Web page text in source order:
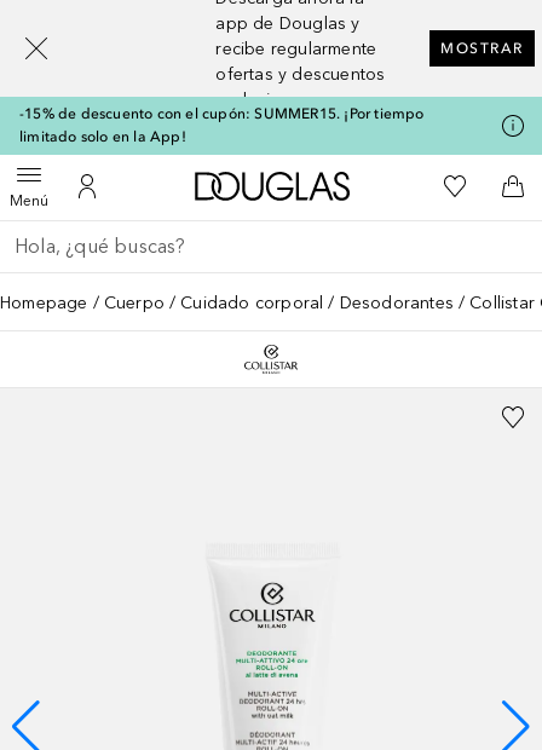
app de Douglas y
recibe regularmente
ofertas y descuentos
exclusivos
MOSTRAR
-15% de descuento con el cupón: SUMMER15. ¡Por tiempo
limitado solo en la App!
MenúAbrir menúMi cuenta
A Douglas HomeMi lista de
A
Regresar
Ejecutar búsqueda
Homepage Cuerpo Cuidado corporal Desodorantes Collistar
[navigation.slideout.screenreader]